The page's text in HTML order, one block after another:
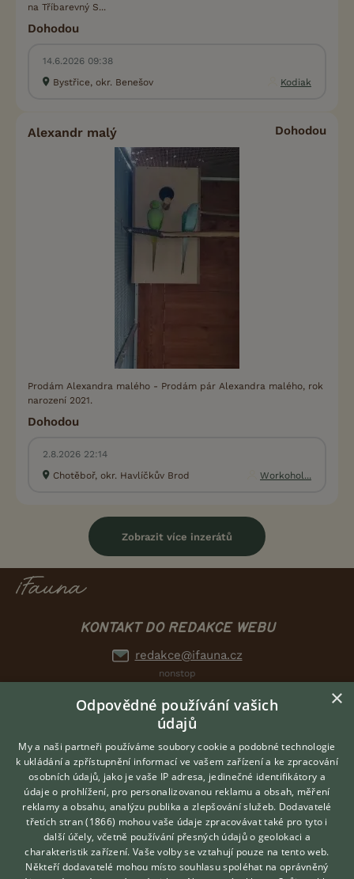
na Tříbarevný S...
Dohodou
14.6.2026 09:38
Bystřice, okr. Benešov
Kodiak
Alexandr malý Dohodou
Prodám Alexandra malého - Prodám pár Alexandra malého, rok
narození 2021.
Dohodou
2.8.2026 22:14
Chotěboř, okr. Havlíčkův Brod
Workohol...
Zobrazit více inzerátů
KONTAKT DO REDAKCE WEBU
redakce@ifauna.cz
nonstop
DOMOVSKÁ STRÁNKA
INZERCE
DISKUSE
ČLÁNKY
ATLAS
Hledáte zvířecího kamaráda?
Zdarma vám poradí
VETERINÁŘ ONLINE
×
Odpovědné používání vašich
údajů
My a naši partneři používáme soubory cookie a podobné technologie
k ukládání a zpřístupnění informací ve vašem zařízení a ke zpracování
osobních údajů, jako je vaše IP adresa, jedinečné identifikátory a
údaje o prohlížení, pro personalizovanou reklamu a obsah, měření
reklamy a obsahu, analýzu publika a zlepšování služeb. Dodavatelé
třetích stran (1866) mohou vaše údaje zpracovávat také pro tyto i
další účely, včetně používání přesných údajů o geolokaci a
charakteristik zařízení. Vaše volby se vztahují pouze na tento web.
Někteří dodavatelé mohou místo souhlasu spoléhat na oprávněný